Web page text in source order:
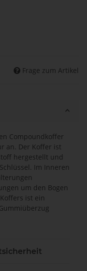
Frage zum Artikel
Compoundkoffer
an. Der Koffer ist
hergestellt und
Im Inneren
um den Bogen
ist ein